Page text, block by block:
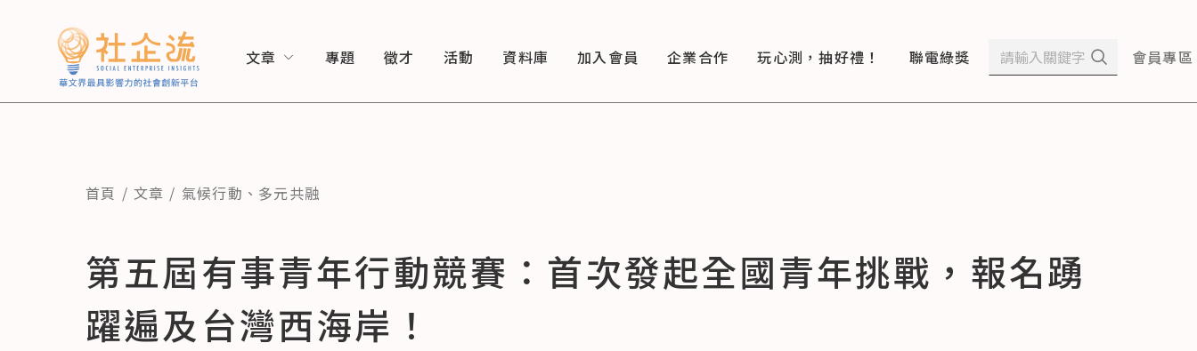
文章 專題 徵才 活動 資料庫 加入會員 企業合作 玩心測，抽好禮！ 聯電綠獎 會員專區
首頁 文章 氣候行動 、 多元共融
第五屆有事青年行動競賽：首次發起全國青年挑戰，報名踴
躍遍及台灣西海岸！